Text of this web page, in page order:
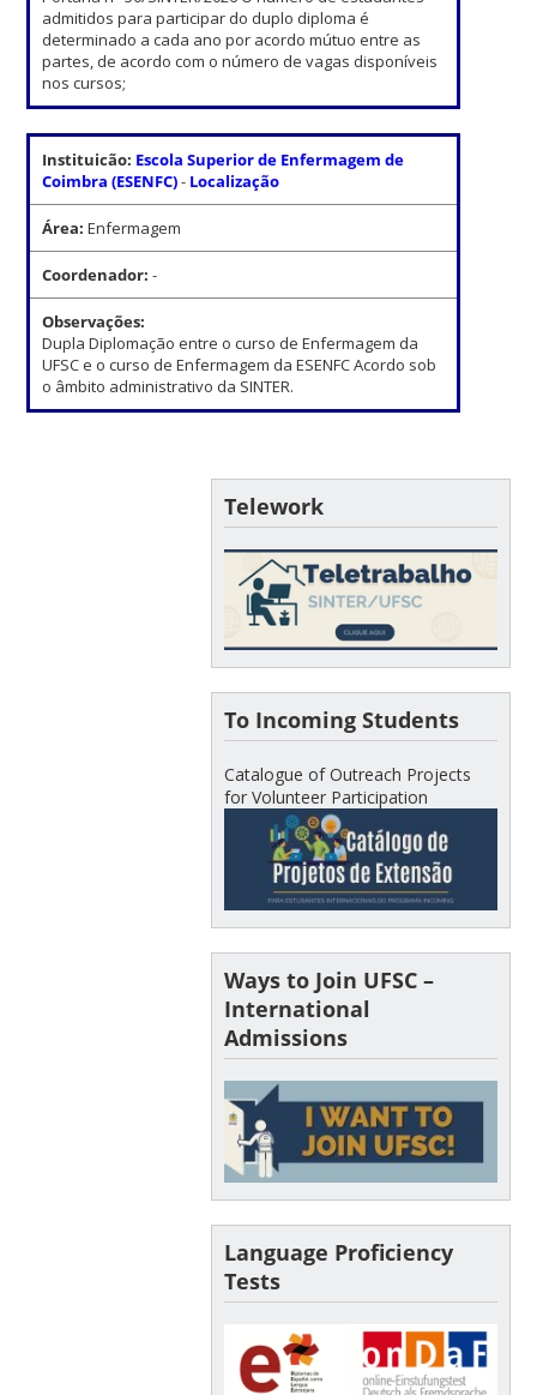
admitidos para participar do duplo diploma é
determinado a cada ano por acordo mútuo entre as
partes, de acordo com o número de vagas disponíveis
nos cursos;
Instituicão: Escola Superior de Enfermagem de
Coimbra (ESENFC)- Localização
Área:Enfermagem
Coordenador:-
Observações:
Dupla Diplomação entre o curso de Enfermagem da
UFSC e o curso de Enfermagem da ESENFC Acordo sob
o âmbito administrativo da SINTER.
Telework
To Incoming Students
Catalogue of Outreach Projects
for Volunteer Participation
Ways to Join UFSC –
International
Admissions
Language Proficiency
Tests